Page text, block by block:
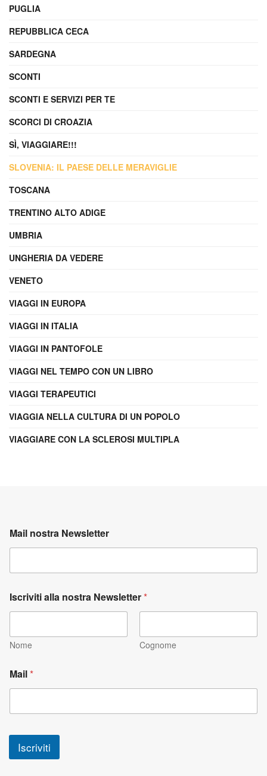
PUGLIA
REPUBBLICA CECA
SARDEGNA
SCONTI
SCONTI E SERVIZI PER TE
SCORCI DI CROAZIA
SÌ, VIAGGIARE!!!
SLOVENIA: IL PAESE DELLE MERAVIGLIE
TOSCANA
TRENTINO ALTO ADIGE
UMBRIA
UNGHERIA DA VEDERE
VENETO
VIAGGI IN EUROPA
VIAGGI IN ITALIA
VIAGGI IN PANTOFOLE
VIAGGI NEL TEMPO CON UN LIBRO
VIAGGI TERAPEUTICI
VIAGGIA NELLA CULTURA DI UN POPOLO
VIAGGIARE CON LA SCLEROSI MULTIPLA
Mail nostra Newsletter
Iscriviti alla nostra Newsletter*
Nome Cognome
Mail*
Iscriviti